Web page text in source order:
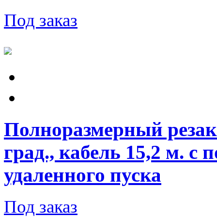
Под заказ
Полноразмерный
град., кабель 15,2 м. с
удаленного пуска
Под заказ